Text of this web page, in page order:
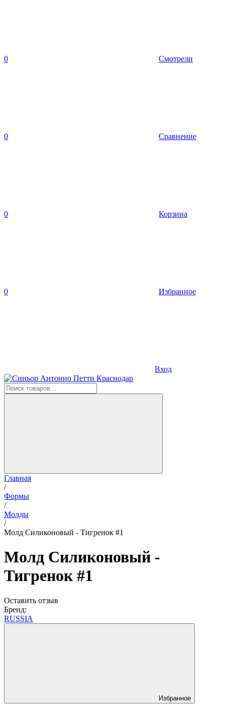
0 Смотрели
0 Сравнение
0 Корзина
0 Избранное
Вход
Главная
/
Формы
/
Молды
/
Молд Силиконовый - Тигренок #1
Молд Силиконовый -
Тигренок #1
Оставить отзыв
Бренд:
RUSSIA
Избранное